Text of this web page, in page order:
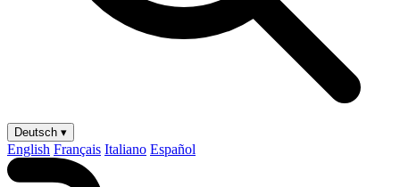
Deutsch ▾
English Français Italiano Español